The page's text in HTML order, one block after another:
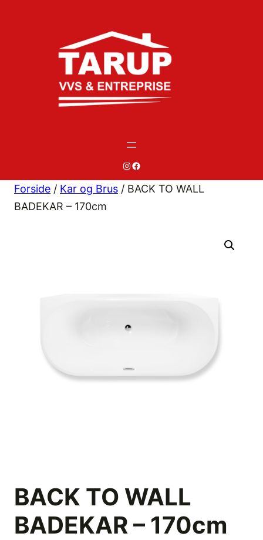
# #
Forside / Kar og Brus / BACK TO WALL
BADEKAR – 170cm
BACK TO WALL
BADEKAR – 170cm